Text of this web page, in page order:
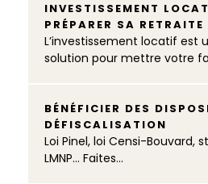
INVESTISSEMENT
PRÉPARER SA RETRAITE
L’investissement locatif est
solution pour mettre votre
BÉNÉFICIER DES
DÉFISCALISATION
Loi Pinel, loi Censi-Bouvard,
LMNP… Faites...